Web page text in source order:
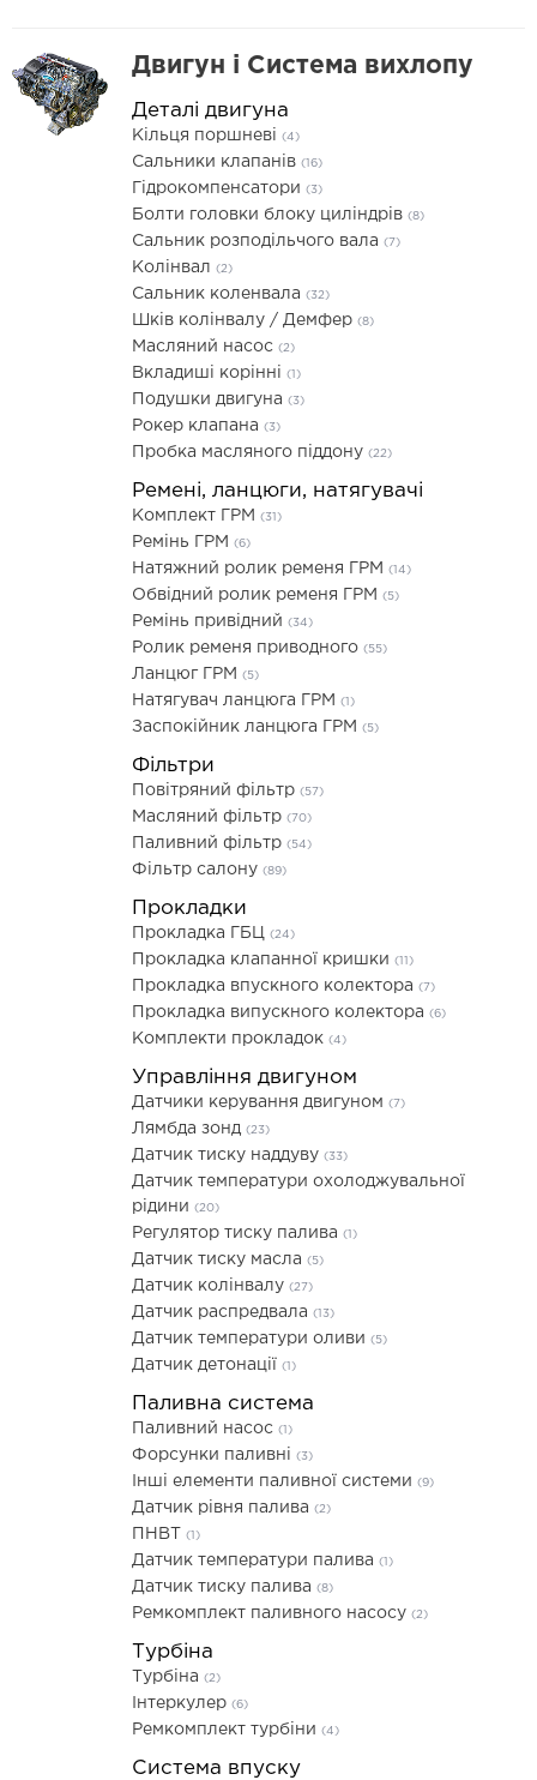
Двигун і Система вихлопу
Деталі двигуна
Кільця поршневі (4)
Сальники клапанів (16)
Гідрокомпенсатори (3)
Болти головки блоку циліндрів (8)
Сальник розподільчого вала (7)
Колінвал (2)
Сальник коленвала (32)
Шків колінвалу / Демфер (8)
Масляний насос (2)
Вкладиші корінні (1)
Подушки двигуна (3)
Рокер клапана (3)
Пробка масляного піддону (22)
Ремені, ланцюги, натягувачі
Комплект ГРМ (31)
Ремінь ГРМ (6)
Натяжний ролик ременя ГРМ (14)
Обвідний ролик ременя ГРМ (5)
Ремінь привідний (34)
Ролик ременя приводного (55)
Ланцюг ГРМ (5)
Натягувач ланцюга ГРМ (1)
Заспокійник ланцюга ГРМ (5)
Фільтри
Повітряний фільтр (57)
Масляний фільтр (70)
Паливний фільтр (54)
Фільтр салону (89)
Прокладки
Прокладка ГБЦ (24)
Прокладка клапанної кришки (11)
Прокладка впускного колектора (7)
Прокладка випускного колектора (6)
Комплекти прокладок (4)
Управління двигуном
Датчики керування двигуном (7)
Лямбда зонд (23)
Датчик тиску наддуву (33)
Датчик температури охолоджувальної
рідини (20)
Регулятор тиску палива (1)
Датчик тиску масла (5)
Датчик колінвалу (27)
Датчик распредвала (13)
Датчик температури оливи (5)
Датчик детонації (1)
Паливна система
Паливний насос (1)
Форсунки паливні (3)
Інші елементи паливної системи (9)
Датчик рівня палива (2)
ПНВТ (1)
Датчик температури палива (1)
Датчик тиску палива (8)
Ремкомплект паливного насосу (2)
Турбіна
Турбіна (2)
Інтеркулер (6)
Ремкомплект турбіни (4)
Система впуску